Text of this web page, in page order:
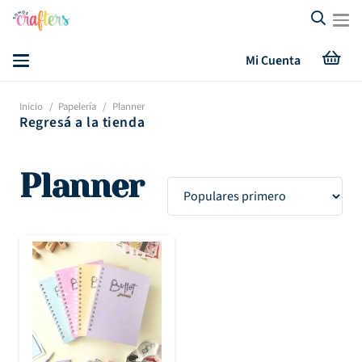
Mi Cuenta
Inicio / Papelería / Planner
Regresá a la tienda
Planner